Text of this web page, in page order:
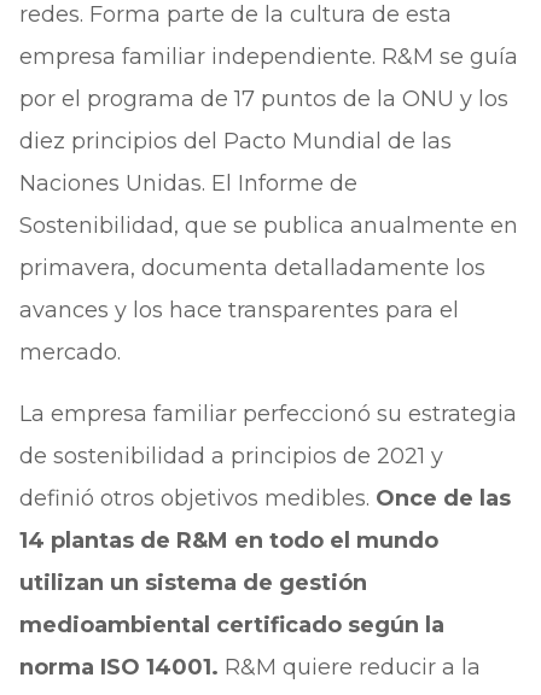
redes. Forma parte de la cultura de esta
empresa familiar independiente. R&M se guía
por el programa de 17 puntos de la ONU y los
diez principios del Pacto Mundial de las
Naciones Unidas. El Informe de
Sostenibilidad, que se publica anualmente en
primavera, documenta detalladamente los
avances y los hace transparentes para el
mercado.
La empresa familiar perfeccionó su estrategia
de sostenibilidad a principios de 2021 y
definió otros objetivos medibles. Once de las
14 plantas de R&M en todo el mundo
utilizan un sistema de gestión
medioambiental certificado según la
norma ISO 14001. R&M quiere reducir a la